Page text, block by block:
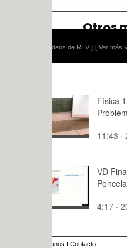
[ Ver más Vídeos didácticos ]
Física 1. Lección 4.
Problema 11
11:43 · 2020
VD Final Daniel
Poncelas
4:17 · 2026